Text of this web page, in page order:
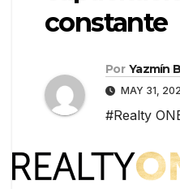
constante
Por Yazmín
MAY 31,
#Realty